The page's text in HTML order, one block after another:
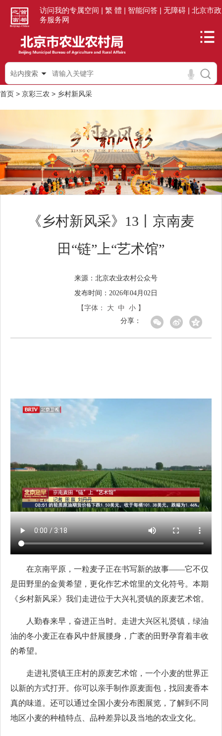
访问我的专属空间 | 繁 體 | 智能问答 | 无障碍 | 北京市政
务服务网
站内搜索
首页 > 京彩三农 > 乡村新风采
《乡村新风采》13丨京南麦
田“链”上“艺术馆”
来源： 北京农业农村公众号
发布时间：2026年04月02日
【字体：
大 中 小 】
分享：
在京南平原，一粒麦子正在书写新的故事——它不仅
是田野里的金黄希望，更化作艺术馆里的文化符号。本期
《乡村新风采》我们走进位于大兴礼贤镇的原麦艺术馆。
人勤春来早，奋进正当时。走进大兴区礼贤镇，绿油
油的冬小麦正在春风中舒展腰身，广袤的田野孕育着丰收
的希望。
走进礼贤镇王庄村的原麦艺术馆，一个小麦的世界正
以新的方式打开。你可以亲手制作原麦面包，找回麦香本
真的味道。还可以通过全国小麦分布图展览，了解到不同
地区小麦的种植特点、品种差异以及当地的农业文化。